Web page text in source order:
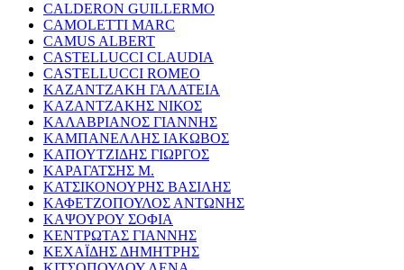
CALDERON GUILLERMO
CAMOLETTI MARC
CAMUS ALBERT
CASTELLUCCI CLAUDIA
CASTELLUCCI ROMEO
ΚΑΖΑΝΤΖΑΚΗ ΓΑΛΑΤΕΙΑ
ΚΑΖΑΝΤΖΑΚΗΣ ΝΙΚΟΣ
ΚΑΛΑΒΡΙΑΝΟΣ ΓΙΑΝΝΗΣ
ΚΑΜΠΑΝΕΛΛΗΣ ΙΑΚΩΒΟΣ
ΚΑΠΟΥΤΖΙΔΗΣ ΓΙΩΡΓΟΣ
ΚΑΡΑΓΑΤΣΗΣ Μ.
ΚΑΤΣΙΚΟΝΟΥΡΗΣ ΒΑΣΙΛΗΣ
ΚΑΦΕΤΖΟΠΟΥΛΟΣ ΑΝΤΩΝΗΣ
ΚΑΨΟΥΡΟΥ ΣΟΦΙΑ
ΚΕΝΤΡΩΤΑΣ ΓΙΑΝΝΗΣ
ΚΕΧΑΪΔΗΣ ΔΗΜΗΤΡΗΣ